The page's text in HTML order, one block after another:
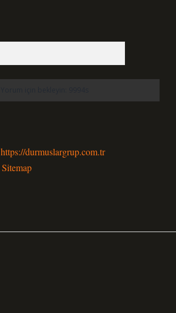
https://durmuslargrup.com.tr
Sitemap